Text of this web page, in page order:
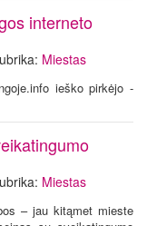
interneto
Miestas
ieško pirkėjo -
Miestas
– jau kitąmet mieste